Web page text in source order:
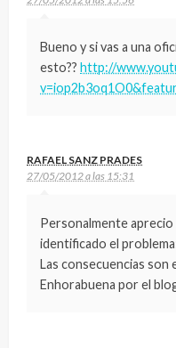
Bueno y si vas a una
esto?? http://
RAFAEL SANZ PRADES
27/05/2012 a las 15:31
Personalmente
identificado el
Las consecuencias son
Enhorabuena por el